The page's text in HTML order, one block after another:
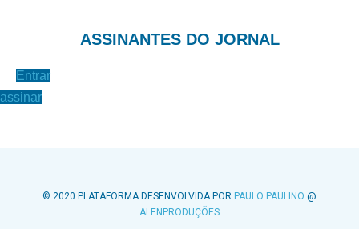
ASSINANTES DO JORNAL
Entrar
assinar
© 2020 PLATAFORMA DESENVOLVIDA POR PAULO PAULINO @
ALENPRODUÇÕES